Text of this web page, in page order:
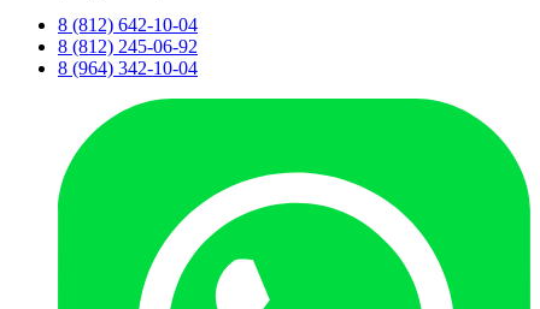
8 (812) 642-10-04
8 (812) 245-06-92
8 (964) 342-10-04